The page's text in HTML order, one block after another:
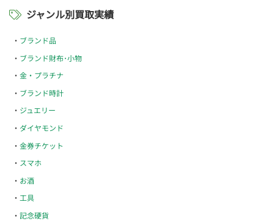
ジャンル別買取実績
ブランド品
ブランド財布･小物
金・プラチナ
ブランド時計
ジュエリー
ダイヤモンド
金券チケット
スマホ
お酒
工具
記念硬貨